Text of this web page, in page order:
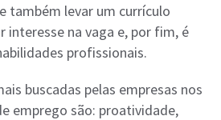
também levar um currículo
interesse na vaga e, por fim, é
profissionais.
buscadas pelas empresas nos
emprego são: proatividade,